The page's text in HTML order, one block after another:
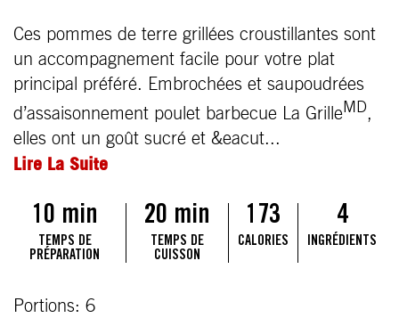
Ces pommes de terre grillées croustillantes sont
un accompagnement facile pour votre plat
principal préféré. Embrochées et saupoudrées
d’assaisonnement poulet barbecue La GrilleMD,
elles ont un goût sucré et &eacut...
Lire La Suite
10 min
TEMPS DE
PRÉPARATION
20 min
TEMPS DE
CUISSON
173
CALORIES
4
INGRÉDIENTS
Portions: 6